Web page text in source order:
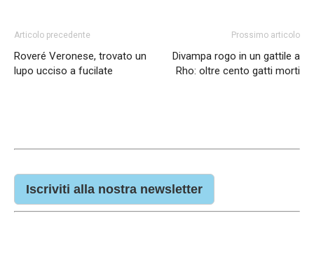
Articolo precedente
Roveré Veronese, trovato un
lupo ucciso a fucilate
Prossimo articolo
Divampa rogo in un gattile a
Rho: oltre cento gatti morti
Iscriviti alla nostra newsletter